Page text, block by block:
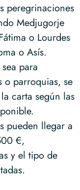
peregrinaciones
Medjugorje
o Lourdes
o Asís.
sea para
o parroquias, se
carta según las
pueden llegar a
€,
y el tipo de